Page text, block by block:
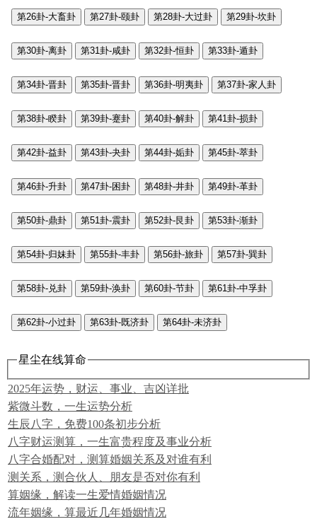
第26卦-大畜卦 第27卦-颐卦 第28卦-大过卦 第29卦-坎卦
第30卦-离卦 第31卦-咸卦 第32卦-恒卦 第33卦-遁卦
第34卦-晋卦 第35卦-晋卦 第36卦-明夷卦 第37卦-家人卦
第38卦-睽卦 第39卦-蹇卦 第40卦-解卦 第41卦-损卦
第42卦-益卦 第43卦-夬卦 第44卦-姤卦 第45卦-萃卦
第46卦-升卦 第47卦-困卦 第48卦-井卦 第49卦-革卦
第50卦-鼎卦 第51卦-震卦 第52卦-艮卦 第53卦-渐卦
第54卦-归妹卦 第55卦-丰卦 第56卦-旅卦 第57卦-巽卦
第58卦-兑卦 第59卦-涣卦 第60卦-节卦 第61卦-中孚卦
第62卦-小过卦 第63卦-既济卦 第64卦-未济卦
星尘在线算命
2025年运势，财运、事业、吉凶详批
紫微斗数，一生运势分析
生辰八字，免费100条初步分析
八字财运测算，一生富贵程度及事业分析
八字合婚配对，测算婚姻关系及对谁有利
测关系，测合伙人、朋友是否对你有利
算姻缘，解读一生爱情婚姻情况
流年姻缘，算最近几年婚姻情况